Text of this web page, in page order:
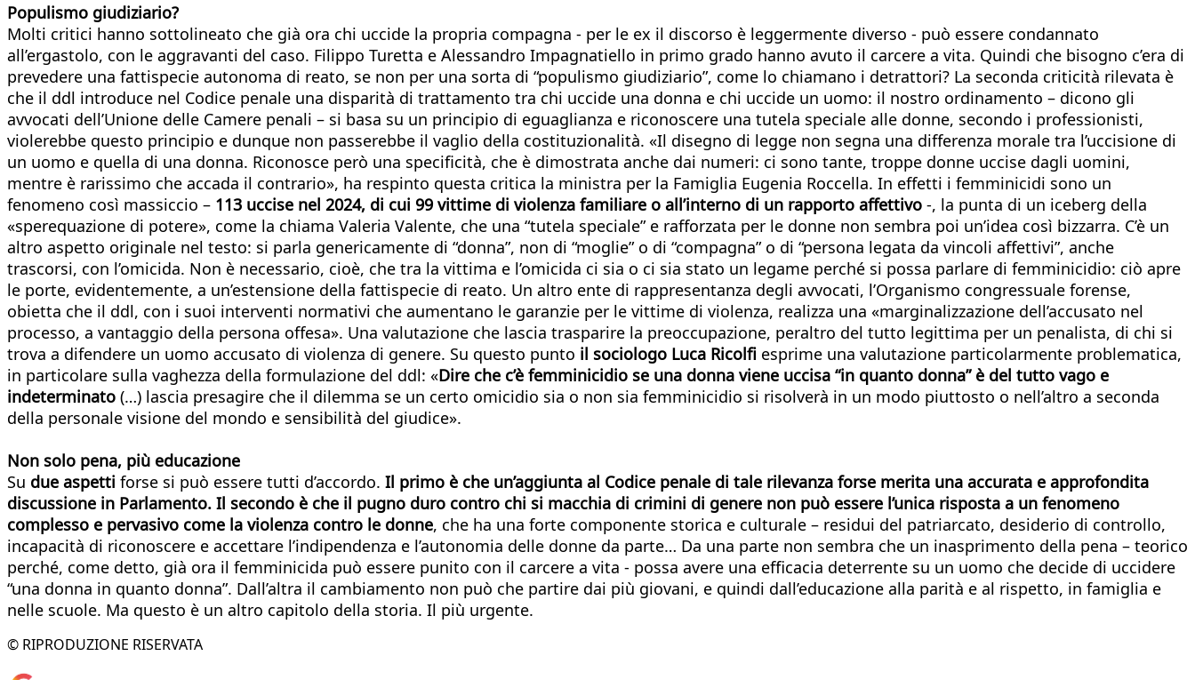
Populismo giudiziario?
Molti critici hanno sottolineato che già ora chi uccide la propria compagna - per le ex il discorso è leggermente diverso - può essere condannato
all’ergastolo, con le aggravanti del caso. Filippo Turetta e Alessandro Impagnatiello in primo grado hanno avuto il carcere a vita. Quindi che bisogno c’era di
prevedere una fattispecie autonoma di reato, se non per una sorta di “populismo giudiziario”, come lo chiamano i detrattori? La seconda criticità rilevata è
che il ddl introduce nel Codice penale una disparità di trattamento tra chi uccide una donna e chi uccide un uomo: il nostro ordinamento – dicono gli
avvocati dell’Unione delle Camere penali – si basa su un principio di eguaglianza e riconoscere una tutela speciale alle donne, secondo i professionisti,
violerebbe questo principio e dunque non passerebbe il vaglio della costituzionalità. «Il disegno di legge non segna una differenza morale tra l’uccisione di
un uomo e quella di una donna. Riconosce però una specificità, che è dimostrata anche dai numeri: ci sono tante, troppe donne uccise dagli uomini,
mentre è rarissimo che accada il contrario», ha respinto questa critica la ministra per la Famiglia Eugenia Roccella. In effetti i femminicidi sono un
fenomeno così massiccio – 113 uccise nel 2024, di cui 99 vittime di violenza familiare o all’interno di un rapporto affettivo -, la punta di un iceberg della
«sperequazione di potere», come la chiama Valeria Valente, che una “tutela speciale” e rafforzata per le donne non sembra poi un’idea così bizzarra. C’è un
altro aspetto originale nel testo: si parla genericamente di “donna”, non di “moglie” o di “compagna” o di “persona legata da vincoli affettivi”, anche
trascorsi, con l’omicida. Non è necessario, cioè, che tra la vittima e l’omicida ci sia o ci sia stato un legame perché si possa parlare di femminicidio: ciò apre
le porte, evidentemente, a un’estensione della fattispecie di reato. Un altro ente di rappresentanza degli avvocati, l’Organismo congressuale forense,
obietta che il ddl, con i suoi interventi normativi che aumentano le garanzie per le vittime di violenza, realizza una «marginalizzazione dell’accusato nel
processo, a vantaggio della persona offesa». Una valutazione che lascia trasparire la preoccupazione, peraltro del tutto legittima per un penalista, di chi si
trova a difendere un uomo accusato di violenza di genere. Su questo punto il sociologo Luca Ricolfi esprime una valutazione particolarmente problematica,
in particolare sulla vaghezza della formulazione del ddl: «Dire che c’è femminicidio se una donna viene uccisa “in quanto donna” è del tutto vago e
indeterminato (…) lascia presagire che il dilemma se un certo omicidio sia o non sia femminicidio si risolverà in un modo piuttosto o nell’altro a seconda
della personale visione del mondo e sensibilità del giudice».
Non solo pena, più educazione
Su due aspetti forse si può essere tutti d’accordo. Il primo è che un’aggiunta al Codice penale di tale rilevanza forse merita una accurata e approfondita
discussione in Parlamento. Il secondo è che il pugno duro contro chi si macchia di crimini di genere non può essere l’unica risposta a un fenomeno
complesso e pervasivo come la violenza contro le donne, che ha una forte componente storica e culturale – residui del patriarcato, desiderio di controllo,
incapacità di riconoscere e accettare l’indipendenza e l’autonomia delle donne da parte… Da una parte non sembra che un inasprimento della pena – teorico
perché, come detto, già ora il femminicida può essere punito con il carcere a vita - possa avere una efficacia deterrente su un uomo che decide di uccidere
“una donna in quanto donna”. Dall’altra il cambiamento non può che partire dai più giovani, e quindi dall’educazione alla parità e al rispetto, in famiglia e
nelle scuole. Ma questo è un altro capitolo della storia. Il più urgente.
© RIPRODUZIONE RISERVATA